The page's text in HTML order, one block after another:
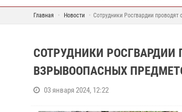
Главная Новости Сотрудники Росгвардии
СОТРУДНИКИ РОСГВАРДИИ
ВЗРЫВООПАСНЫХ
03 января 2024, 12:22